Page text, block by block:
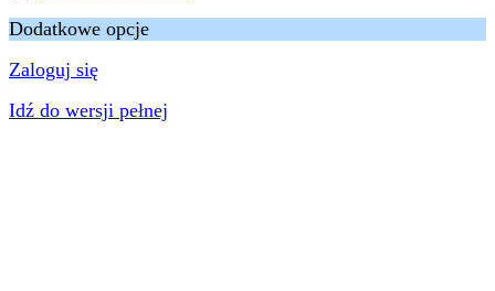
Dodatkowe opcje
Zaloguj się
Idź do wersji pełnej